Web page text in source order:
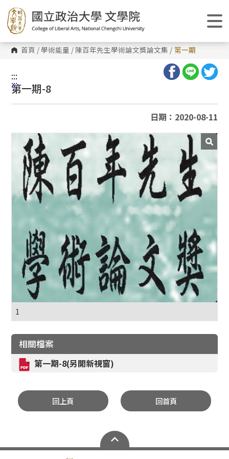
跳
到
主
要
內
容
區 首頁 /學術能量 / 陳百年先生學術論文獎論文集 / 第一期
:::
:::
第一期-8
日期：2020-08-11
1
相關檔案
第一期-8(另開新視窗)
回上頁 回首頁